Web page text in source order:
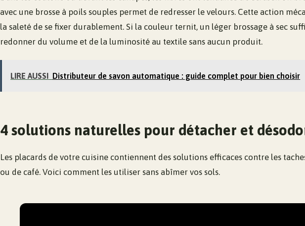
avec une brosse à poils souples permet de redresser le velours. Cette action
la saleté de se fixer durablement. Si la couleur ternit, un léger brossage à sec
redonner du volume et de la luminosité au textile sans aucun produit.
LIRE AUSSI Distributeur de savon automatique : guide complet pour bien choisir
4 solutions naturelles pour détacher et
Les placards de votre cuisine contiennent des solutions efficaces contre les
ou de café. Voici comment les utiliser sans abîmer vos sols.